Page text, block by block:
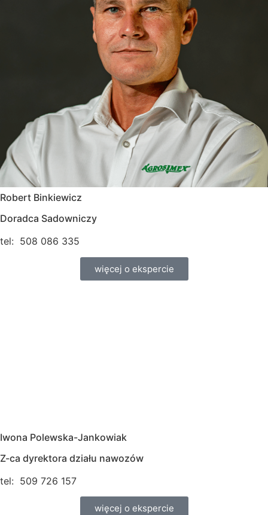
Robert Binkiewicz
Doradca Sadowniczy
tel: 508 086 335
więcej o ekspercie
Iwona Polewska-Jankowiak
Z-ca dyrektora działu nawozów
tel: 509 726 157
więcej o ekspercie